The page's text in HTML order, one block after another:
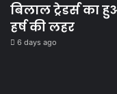
बिलाल ट्रेडर्स का
हर्ष की लहर
6 days ago